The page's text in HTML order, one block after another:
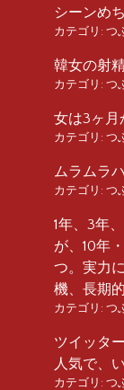
シーンめ
カテゴリ: つ
韓女の射
カテゴリ: つ
女は3ヶ月
カテゴリ: つ
ムラムラ
カテゴリ: つ
1年、3年
が、10年
つ。実力
機、長期
カテゴリ: つ
ツイッタ
人気で、
カテゴリ: つ